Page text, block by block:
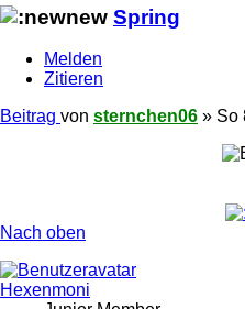
Spring
Melden
Zitieren
Beitrag von sternchen06 » So
Nach oben
Hexenmoni